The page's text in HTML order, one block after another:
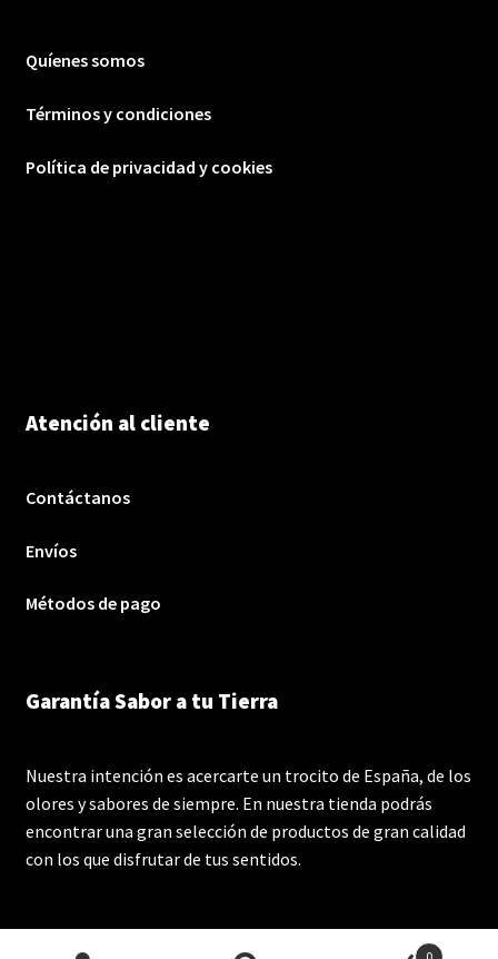
Quíenes somos
Términos y condiciones
Política de privacidad y cookies
Atención al cliente
Contáctanos
Envíos
Métodos de pago
Garantía Sabor a tu Tierra
Nuestra intención es acercarte un trocito de España, de los
olores y sabores de siempre. En nuestra tienda podrás
encontrar una gran selección de productos de gran calidad
con los que disfrutar de tus sentidos.